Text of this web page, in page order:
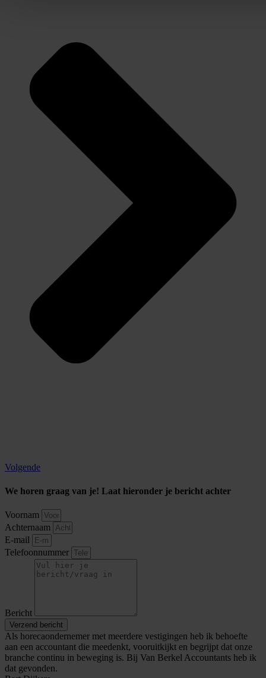
Volgende
We horen graag van je! Laat hieronder je bericht achter
Voornam
Achternaam
E-mail
Telefoonnummer
Bericht
Verzend bericht
Als horecaondernemer met meerdere vestigingen heb ik behoefte
aan een accountant die meedenkt, vooruitkijkt en begrijpt dat onze
branche continu in beweging is. Bij Van Berkel Accountants heb ik
dat gevonden.